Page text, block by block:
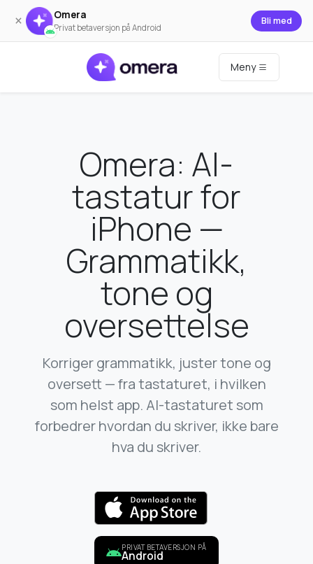
× Omera
Privat betaversjon på Android
Bli med
Meny
Omera: AI-
tastatur for
iPhone —
Grammatikk,
tone og
oversettelse
Korriger grammatikk, juster tone og
oversett — fra tastaturet, i hvilken
som helst app. AI-tastaturet som
forbedrer hvordan du skriver, ikke bare
hva du skriver.
PRIVAT BETAVERSJON PÅ
Android